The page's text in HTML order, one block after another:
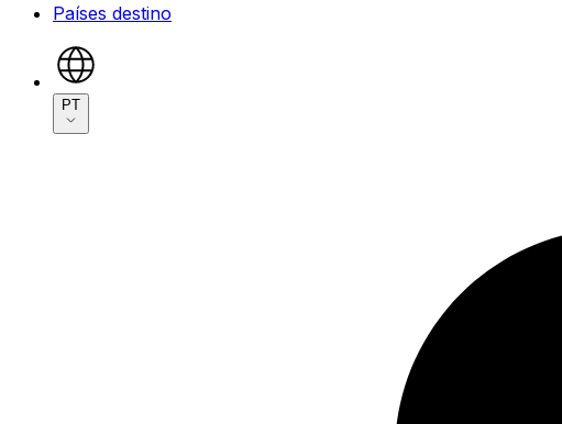
Países destino
PT